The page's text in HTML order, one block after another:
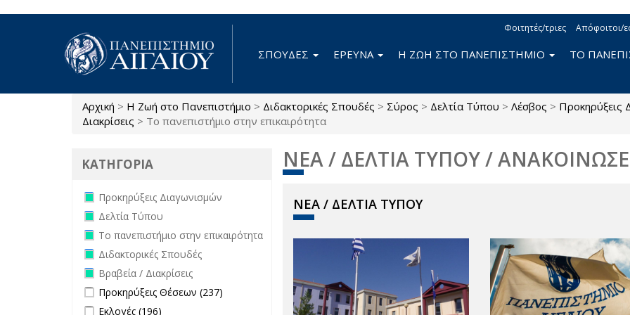
Φοιτητές/τριες Απόφοιτοι/
ΣΠΟΥΔΕΣ ΕΡΕΥΝΑ Η ΖΩΗ ΣΤΟ ΠΑΝΕΠΙΣΤΗΜΙΟ ΤΟ
Είστε εδώ
Αρχική > Η Ζωή στο Πανεπιστήμιο > Διδακτορικές Σπουδές > Σύρος > Δελτία Τύπου > Λέσβος > Προκηρύξεις
Διακρίσεις > Το πανεπιστήμιο στην επικαιρότητα
ΝΕΑ / ΔΕΛΤΙΑ ΤΥΠΟΥ /
ΝΕΑ / ΔΕΛΤΙΑ ΤΥΠΟΥ
ΚΑΤΗΓΟΡΙΑ
Remove Προκηρύξεις Διαγωνισμών
filter
Προκηρύξεις Διαγωνισμών
Remove Δελτία Τύπου filter
Δελτία Τύπου
Remove Το πανεπιστήμιο στην
επικαιρότητα filter
Το πανεπιστήμιο στην επικαιρότητα
Remove Διδακτορικές Σπουδές filter
Διδακτορικές Σπουδές
Remove Βραβεία / Διακρίσεις filter
Βραβεία / Διακρίσεις
Apply Προκηρύξεις Θέσεων filter
Προκηρύξεις Θέσεων (237)
Apply Εκλογές filter
Εκλογές (196)